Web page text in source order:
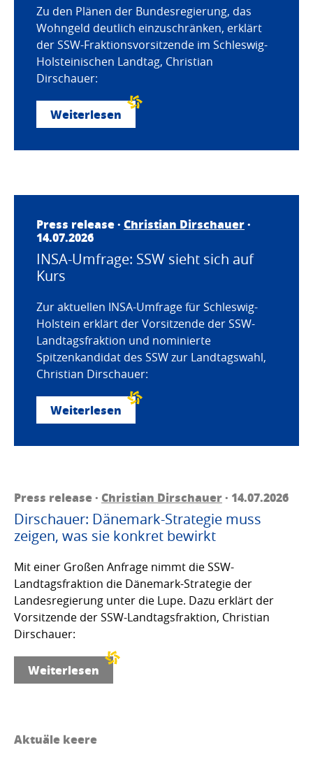
Zu den Plänen der Bundesregierung, das
Wohngeld deutlich einzuschränken, erklärt
der SSW-Fraktionsvorsitzende im Schleswig-
Holsteinischen Landtag, Christian
Dirschauer:
Weiterlesen
Press release · Christian Dirschauer·
14.07.2026
INSA-Umfrage: SSW sieht sich auf
Kurs
Zur aktuellen INSA-Umfrage für Schleswig-
Holstein erklärt der Vorsitzende der SSW-
Landtagsfraktion und nominierte
Spitzenkandidat des SSW zur Landtagswahl,
Christian Dirschauer:
Weiterlesen
Press release · Christian Dirschauer· 14.07.2026
Dirschauer: Dänemark-Strategie muss
zeigen, was sie konkret bewirkt
Mit einer Großen Anfrage nimmt die SSW-
Landtagsfraktion die Dänemark-Strategie der
Landesregierung unter die Lupe. Dazu erklärt der
Vorsitzende der SSW-Landtagsfraktion, Christian
Dirschauer:
Weiterlesen
Aktuäle keere